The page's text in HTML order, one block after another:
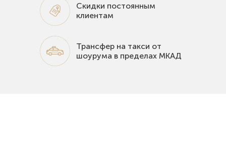
Скидки постоянным
клиентам
Трансфер на такси от
шоурума в пределах МКАД